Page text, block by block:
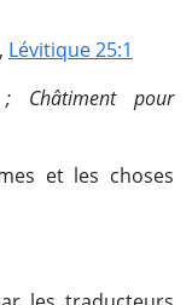
, Lévitique 25:1
; Châtiment pour
et les choses